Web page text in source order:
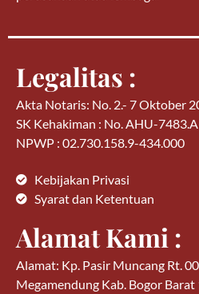
Legalitas :
Akta Notaris: No. 2.- 7 Oktober
SK Kehakiman : No. AHU-
NPWP : 02.730.158.9-434.000
Kebijakan Privasi
Syarat dan Ketentuan
Alamat Kami :
Alamat: Kp. Pasir Muncang Rt.
Megamendung Kab. Bogor